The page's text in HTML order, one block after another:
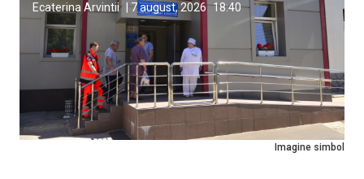
Imagine simbol
Ecaterina Arvintii 7 august, 2026 18:40